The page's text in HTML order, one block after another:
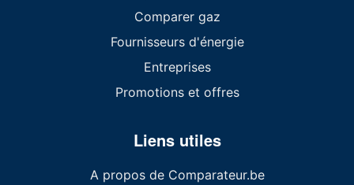
Comparer gaz
Fournisseurs d'énergie
Entreprises
Promotions et offres
Liens utiles
A propos de Comparateur.be